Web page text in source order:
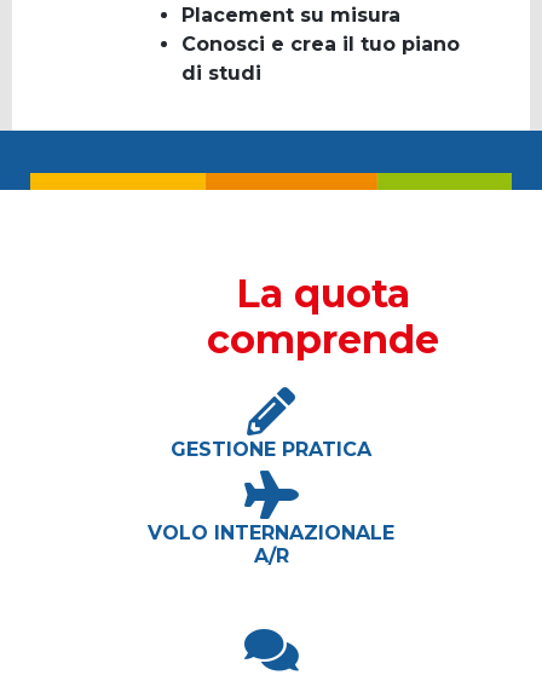
Placement su misura
Conosci e crea il tuo piano
di studi
La quota
comprende
GESTIONE PRATICA
VOLO INTERNAZIONALE
A/R